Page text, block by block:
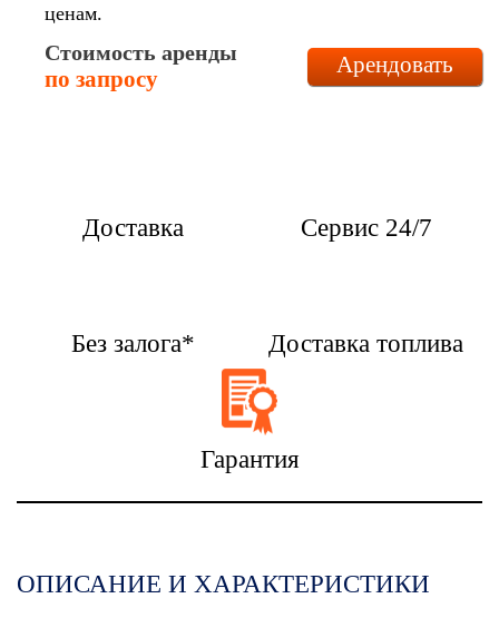
ценам.
Стоимость аренды
по запросу
Арендовать
Доставка Сервис 24/7
Без залога* Доставка топлива
Гарантия
ОПИСАНИЕ И ХАРАКТЕРИСТИКИ